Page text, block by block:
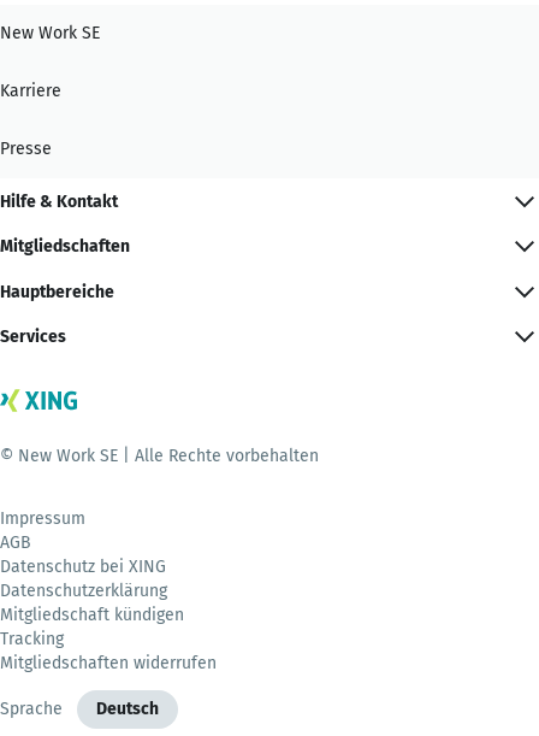
New Work SE
Karriere
Presse
Hilfe & Kontakt
Mitgliedschaften
Hauptbereiche
Services
© New Work SE | Alle Rechte vorbehalten
Impressum
AGB
Datenschutz bei XING
Datenschutzerklärung
Mitgliedschaft kündigen
Tracking
Mitgliedschaften widerrufen
Sprache Deutsch